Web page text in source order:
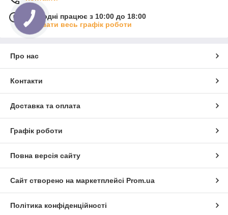
Сьогодні працює з 10:00 до 18:00
Показати весь графік роботи
Про нас
Контакти
Доставка та оплата
Графік роботи
Повна версія сайту
Сайт створено на маркетплейсі Prom.ua
Політика конфіденційності